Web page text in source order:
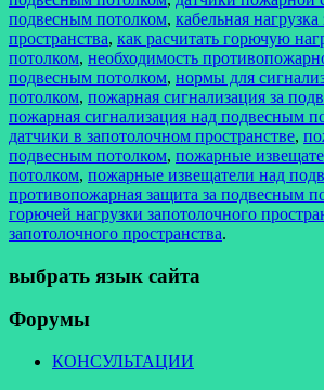
подвесным потолком, кабельная
пространства, как расчитать горючую
потолком, необходимость
подвесным потолком, нормы для
потолком, пожарная сигнализация за
пожарная сигнализация над подвесным
датчики в запотолочном пространстве,
подвесным потолком, пожарные
потолком, пожарные извещатели над
противопожарная защита за подвесным
горючей нагрузки запотолочного
запотолочного пространства.
выбрать язык сайта
Форумы
КОНСУЛЬТАЦИИ